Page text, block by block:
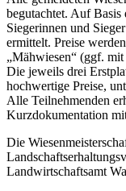
begutachtet. Auf
Siegerinnen und
ermittelt. Preise
„Mähwiesen“ (ggf.
Die jeweils drei
hochwertige Preise,
Alle Teilnehmenden
Kurzdokumentation
Die
Landwirtschaftsamt